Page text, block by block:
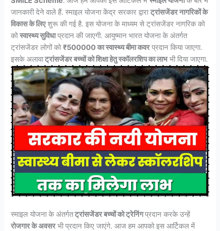
जानकारी देने वाले हैं. स्माइल योजना केंद्र सरकार द्वाराट्रांसजेंडर नागरिकों के
विकास के लिएशुरू की गई है. इस योजना के माध्यम से ट्रांसजेंडर नागरिक को
कोस्वास्थ्य सुविधाप्रदान की जाएगी. आयुष्मान भारत योजना के अंतर्गत
ट्रांसजेंडर लोगों को₹500000 का स्वास्थ्य बीमा कवरप्रदान किया जाएगा.
इसके अलावाट्रांसजेंडर बच्चों को शिक्षा हेतु स्कॉलरशिप का लाभभी दिया जाएगा.
स्माइल योजना के अंतर्गतट्रांसजेंडर बच्चों को ट्रेनिंगप्रदान करके उन्हें
रोजगार के अवसरभी प्रदान किए जाएंगे. आज हम आपको इस आर्टिकल में